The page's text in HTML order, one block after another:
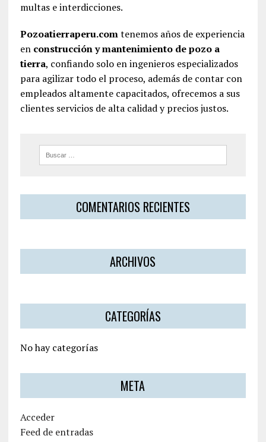
multas e interdicciones.
Pozoatierraperu.comtenemos años de experiencia
en construcción y mantenimiento de pozo a
tierra, confiando solo en ingenieros especializados
para agilizar todo el proceso, además de contar con
empleados altamente capacitados, ofrecemos a sus
clientes servicios de alta calidad y precios justos.
COMENTARIOS RECIENTES
ARCHIVOS
CATEGORÍAS
No hay categorías
META
Acceder
Feed de entradas